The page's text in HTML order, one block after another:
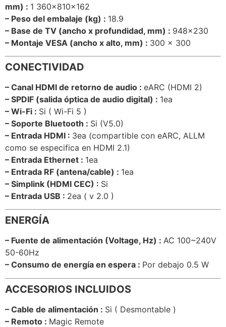
mm) : 1 360x810x162
– Peso del embalaje (kg) : 18.9
– Base de TV (ancho x profundidad, mm) : 948×230
– Montaje VESA (ancho x alto, mm) : 300 x 300
CONECTIVIDAD
– Canal HDMI de retorno de audio : eARC (HDMI 2)
– SPDIF (salida óptica de audio digital) : 1ea
– Wi-Fi : Si ( Wi-Fi 5 )
– Soporte Bluetooth : Si (V5.0)
– Entrada HDMI : 3ea (compartible con eARC, ALLM
como se especifica en HDMI 2.1)
– Entrada Ethernet : 1ea
– Entrada RF (antena/cable) : 1ea
– Simplink (HDMI CEC) : Si
– Entrada USB : 2ea ( v 2.0 )
ENERGÍA
– Fuente de alimentación (Voltage, Hz) : AC 100~240V
50-60Hz
– Consumo de energía en espera : Por debajo 0.5 W
ACCESORIOS INCLUIDOS
– Cable de alimentación : Si ( Desmontable )
– Remoto : Magic Remote